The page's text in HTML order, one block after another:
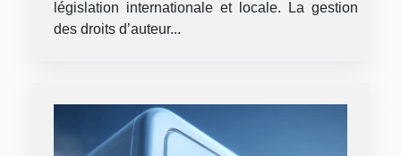
législation internationale et locale. La gestion
des droits d’auteur...